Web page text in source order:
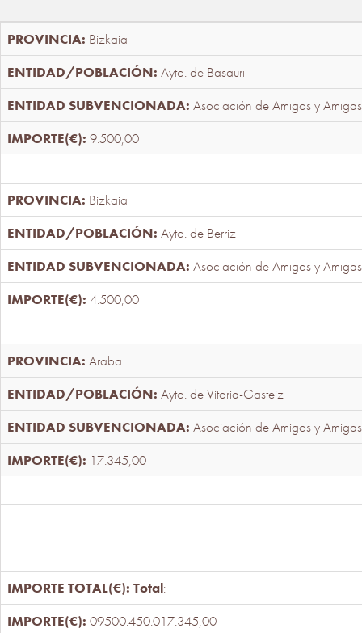
Bizkaia
Ayto. de Basauri
Asociación de Amigos y
9.500,00
Bizkaia
Ayto. de Berriz
Asociación de Amigos y
4.500,00
Araba
Ayto. de Vitoria-Gasteiz
Asociación de Amigos y
17.345,00
Total:
09500.450.017.345,00